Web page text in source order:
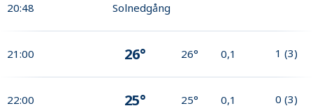
20:48 Solnedgång
21:00 26° 26° 0,1 1 (3)
22:00 25° 25° 0,1 0 (3)